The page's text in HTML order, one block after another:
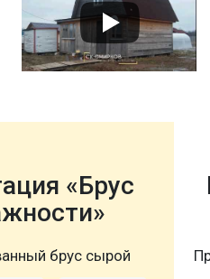
«Брус
брус сырой